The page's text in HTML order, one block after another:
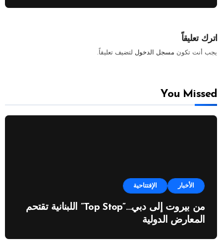
اترك تعليقاً
يجب أنت تكون مسجل الدخول لتضيف تعليقاً.
You Missed
الأخبار الإفتتاحية
من بيروت إلى دبي…”Top Stop” اللبنانية تقتحم
المعارض الدولية